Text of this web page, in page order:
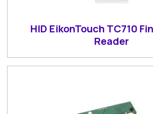
HID EikonTouch TC710
Reader